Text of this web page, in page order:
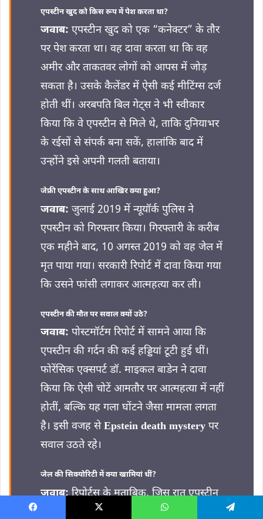
एपस्टीन खुद को किस रूप में पेश करता था?
जवाब: एपस्टीन खुद को एक “कनेक्टर” के तौर
पर पेश करता था। वह दावा करता था कि वह
अमीर और ताकतवर लोगों को आपस में जोड़
सकता है। उसके कैलेंडर में ऐसी कई मीटिंग्स दर्ज
होती थीं। अरबपति बिल गेट्स ने भी स्वीकार
किया कि वे एपस्टीन से मिले थे, ताकि दुनियाभर
के रईसों से संपर्क बना सकें, हालांकि बाद में
उन्होंने इसे अपनी गलती बताया।
जेफ्री एपस्टीन के साथ आखिर क्या हुआ?
जवाब: जुलाई 2019 में न्यूयॉर्क पुलिस ने
एपस्टीन को गिरफ्तार किया। गिरफ्तारी के करीब
एक महीने बाद, 10 अगस्त 2019 को वह जेल में
मृत पाया गया। सरकारी रिपोर्ट में दावा किया गया
कि उसने फांसी लगाकर आत्महत्या कर ली।
एपस्टीन की मौत पर सवाल क्यों उठे?
जवाब: पोस्टमॉर्टम रिपोर्ट में सामने आया कि
एपस्टीन की गर्दन की कई हड्डियां टूटी हुई थीं।
फोरेंसिक एक्सपर्ट डॉ. माइकल बाडेन ने दावा
किया कि ऐसी चोटें आमतौर पर आत्महत्या में नहीं
होतीं, बल्कि यह गला घोंटने जैसा मामला लगता
है। इसी वजह सेEpstein death mystery पर
सवाल उठते रहे।
जेल की सिक्योरिटी में क्या खामियां थीं?
जवाब:रिपोर्ट्स के मुताबिक, जिस रात एपस्टीन
की मौत हुई, उस रात जेल की सुरक्षा व्यवस्था में